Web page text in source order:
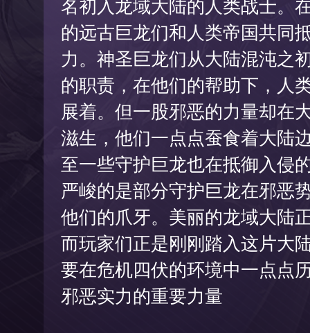
名初入龙域大陆的人类战士。
的远古巨龙们和人类帝国共同
力。神圣巨龙们从大陆混沌之
的职责，在他们的帮助下，人
展着。但一股邪恶的力量却在
滋生，他们一点点蚕食着大陆
至一些守护巨龙也在抵御入侵
严峻的是部分守护巨龙在邪恶
他们的爪牙。美丽的龙域大陆
而玩家们正是刚刚踏入这片大
要在危机四伏的环境中一点点
邪恶实力的重要力量